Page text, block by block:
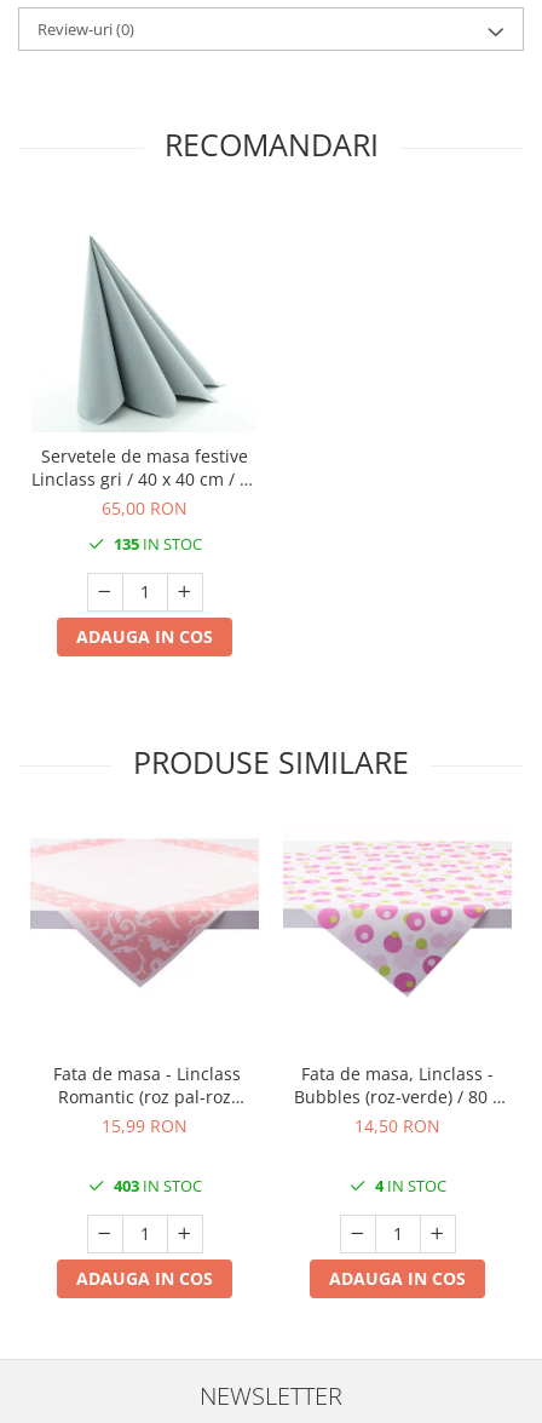
DECOR VARA
DECOR TOAMNA
DECOR MOS NICOLAE
DECOR OKTOBER FEST
DECOR BABY SHOWER
MINI BAX 1+1 GRATUIT
CUMPARA LA PALET
Review-uri(0)
RECOMANDARI
Servetele de masa festive
Linclass gri / 40 x 40 cm / 50
buc
65,00 RON
135IN STOC
ADAUGA IN COS
PRODUSE SIMILARE
Fata de masa - Linclass
Romantic (roz pal-roz
pudrat) / 80 x 80 cm / 1 buc
15,99 RON
403IN STOC
ADAUGA IN COS
Fata de masa, Linclass -
Bubbles (roz-verde) / 80 x
80 cm / 1 buc
14,50 RON
4IN STOC
ADAUGA IN COS
NEWSLETTER